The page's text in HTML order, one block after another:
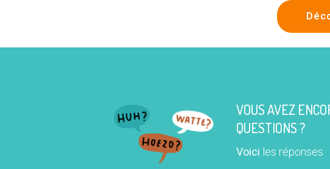
VOUS AVEZ
QUESTIONS ?
Voici les réponses